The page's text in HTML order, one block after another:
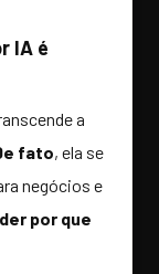
IA é
a
fato, ela se
negócios e
por que